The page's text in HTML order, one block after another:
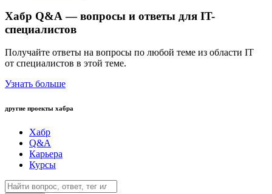
Хабр Q&A — вопросы и ответы для IT-
специалистов
Получайте ответы на вопросы по любой теме из области IT
от специалистов в этой теме.
Узнать больше
другие проекты хабра
Хабр
Q&A
Карьера
Курсы